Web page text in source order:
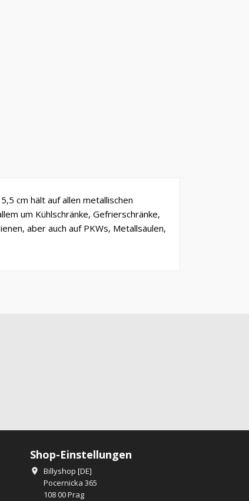
cm hält auf allen metallischen
um Kühlschränke, Gefrierschränke,
aber auch auf PKWs, Metallsäulen,
Shop-Einstellungen

Billyshop [DE]
Pocernicka 365
108 00 Prag